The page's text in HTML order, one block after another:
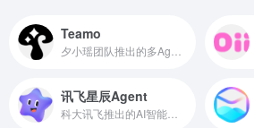
Teamo
讯飞星辰Agent